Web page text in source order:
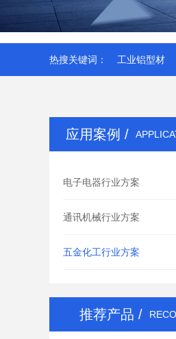
热搜关键词： 工业铝型材
应用案例 /
电子电器行业方案
通讯机械行业方案
五金化工行业方案
推荐产品 /